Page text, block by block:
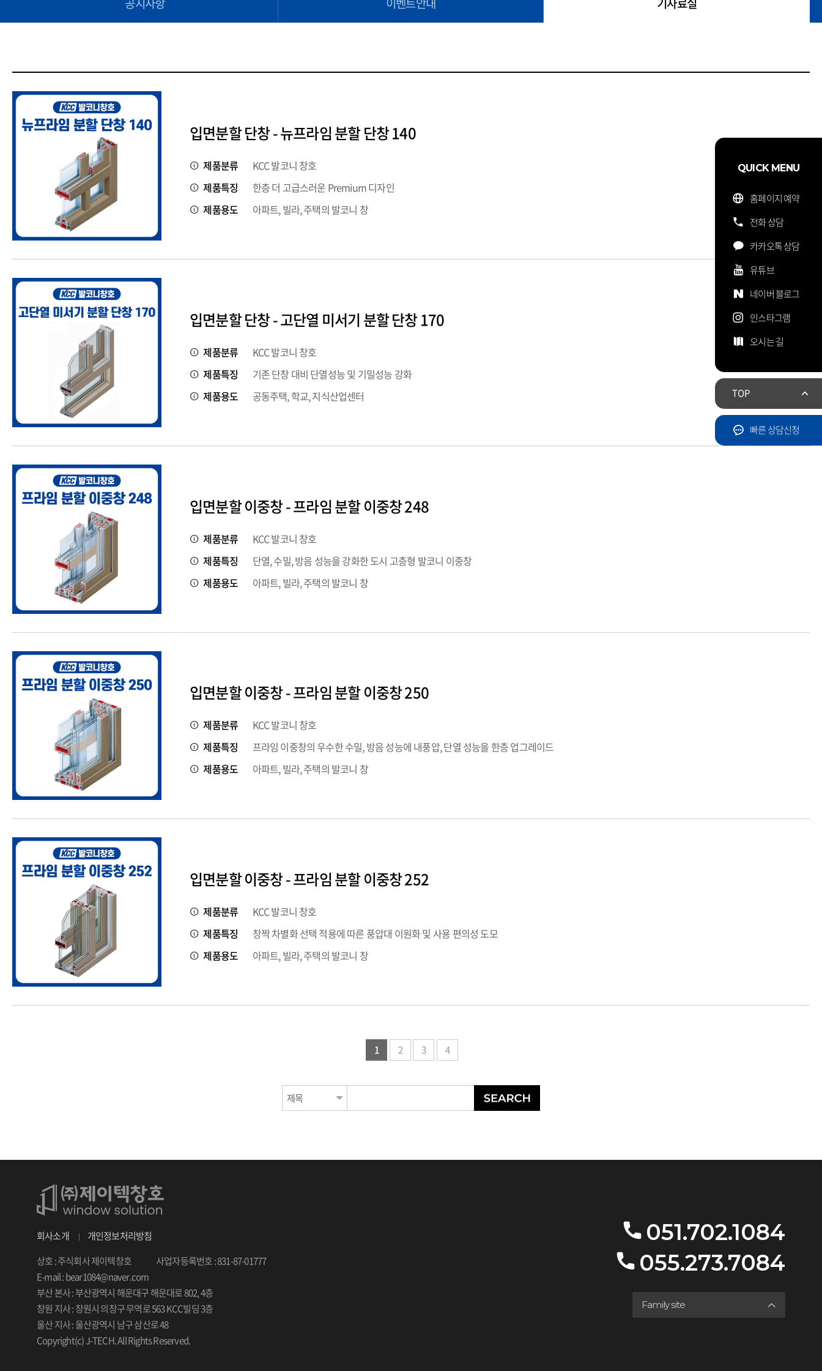
입면분할 단창 - 뉴프라임 분할 단창 140
제품분류
KCC 발코니 창호
제품특징
한층 더 고급스러운 Premium 디자인
제품용도
아파트, 빌라, 주택의 발코니 창
입면분할 단창 - 고단열 미서기 분할 단창 170
제품분류
KCC 발코니 창호
제품특징
기존 단창 대비 단열성능 및 기밀성능 강화
제품용도
공동주택, 학교, 지식산업센터
입면분할 이중창 - 프라임 분할 이중창 248
제품분류
KCC 발코니 창호
제품특징
단열, 수밀, 방음 성능을 강화한 도시 고층형 발코니 이중창
제품용도
아파트, 빌라, 주택의 발코니 창
입면분할 이중창 - 프라임 분할 이중창 250
제품분류
KCC 발코니 창호
제품특징
프라임 이중창의 우수한 수밀, 방음 성능에 내풍압, 단열 성능을 한층 업그레이드
제품용도
아파트, 빌라, 주택의 발코니 창
입면분할 이중창 - 프라임 분할 이중창 252
제품분류
KCC 발코니 창호
제품특징
창짝 차별화 선택 적용에 따른 풍압대 이원화 및 사용 편의성 도모
제품용도
아파트, 빌라, 주택의 발코니 창
1 2 3 4
회사소개
개인정보처리방침
상호 : 주식회사 제이텍창호
사업자등록번호 : 831-87-01777
E-mail : bear1084@naver.com
부산 본사 : 부산광역시 해운대구 해운대로 802, 4층
창원 지사 : 창원시 의창구 무역로 563 KCC빌딩 3층
울산 지사 : 울산광역시 남구 삼산로 48
Copyright(c) J-TECH. All Rights Reserved.
051.702.1084
055.273.7084
Family site
QUICK MENU
홈페이지 예약
전화 상담
카카오톡 상담
유튜브
네이버 블로그
인스타그램
오시는 길
TOP
빠른 상담신청